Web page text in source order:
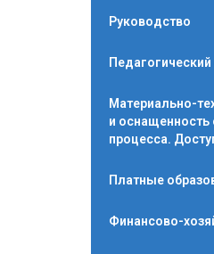
Руководство
Педагогический
Материально-
и оснащенность
процесса.
Платные
Финансово-